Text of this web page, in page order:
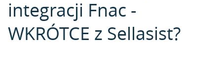
integracji Fnac -
WKRÓTCE z Sellasist?